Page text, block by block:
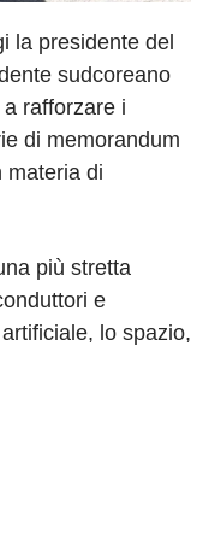
la presidente del
sudcoreano
rafforzare i
di memorandum
materia di
più stretta
e
lo spazio,